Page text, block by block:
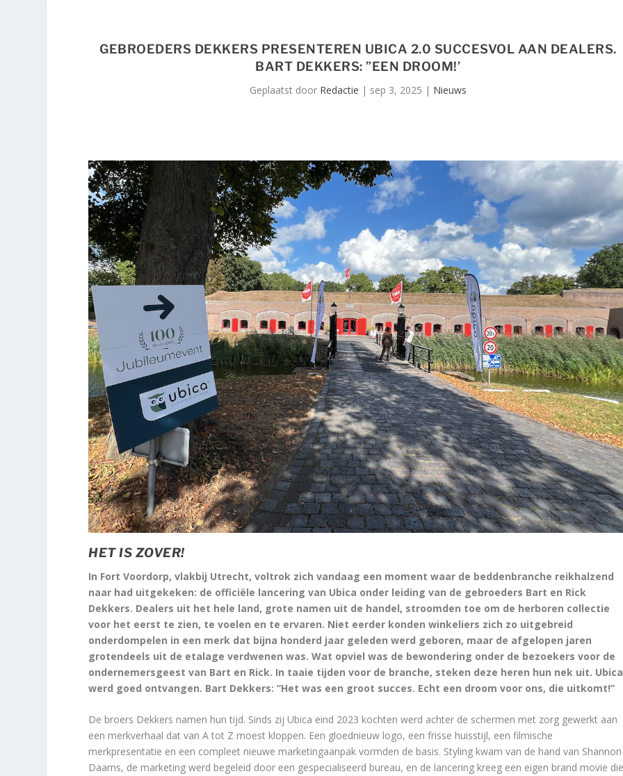
GEBROEDERS DEKKERS PRESENTEREN UBICA 2.0 SUCCESVOL AAN DEALERS.
BART DEKKERS: ”EEN DROOM!’
Geplaatst door Redactie | sep 3, 2025 | Nieuws
HET IS ZOVER!
In Fort Voordorp, vlakbij Utrecht, voltrok zich vandaag een moment waar de beddenbranche reikhalzend
naar had uitgekeken: de officiële lancering van Ubica onder leiding van de gebroeders Bart en Rick
Dekkers. Dealers uit het hele land, grote namen uit de handel, stroomden toe om de herboren collectie
voor het eerst te zien, te voelen en te ervaren. Niet eerder konden winkeliers zich zo uitgebreid
onderdompelen in een merk dat bijna honderd jaar geleden werd geboren, maar de afgelopen jaren
grotendeels uit de etalage verdwenen was. Wat opviel was de bewondering onder de bezoekers voor de
ondernemersgeest van Bart en Rick. In taaie tijden voor de branche, steken deze heren hun nek uit. Ubica
werd goed ontvangen. Bart Dekkers: ”Het was een groot succes. Echt een droom voor ons, die uitkomt!”
De broers Dekkers namen hun tijd. Sinds zij Ubica eind 2023 kochten werd achter de schermen met zorg gewerkt aan
een merkverhaal dat van A tot Z moest kloppen. Een gloednieuw logo, een frisse huisstijl, een filmische
merkpresentatie en een compleet nieuwe marketingaanpak vormden de basis. Styling kwam van de hand van Shannon
Daams, de marketing werd begeleid door een gespecialiseerd bureau, en de lancering kreeg een eigen brand movie